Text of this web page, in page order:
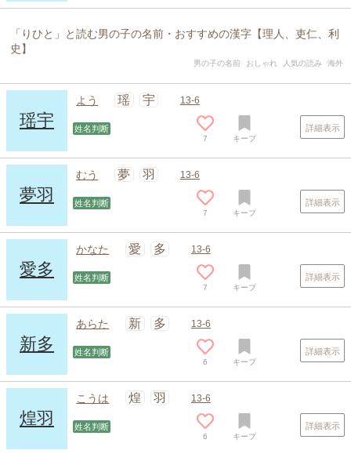
「りひと」と読む男の子の名前・おすすめの漢字【理人、吏仁、利
史】
男の子の名前 おしゃれ 人気の読み 海外
瑶宇
よう 瑶 宇 13-6
姓名判断
7 キープ
詳細表示
夢羽
むう 夢 羽 13-6
姓名判断
7 キープ
詳細表示
愛多
かなた 愛 多 13-6
姓名判断
7 キープ
詳細表示
新多
あらた 新 多 13-6
姓名判断
6 キープ
詳細表示
煌羽
こうは 煌 羽 13-6
姓名判断
6 キープ
詳細表示